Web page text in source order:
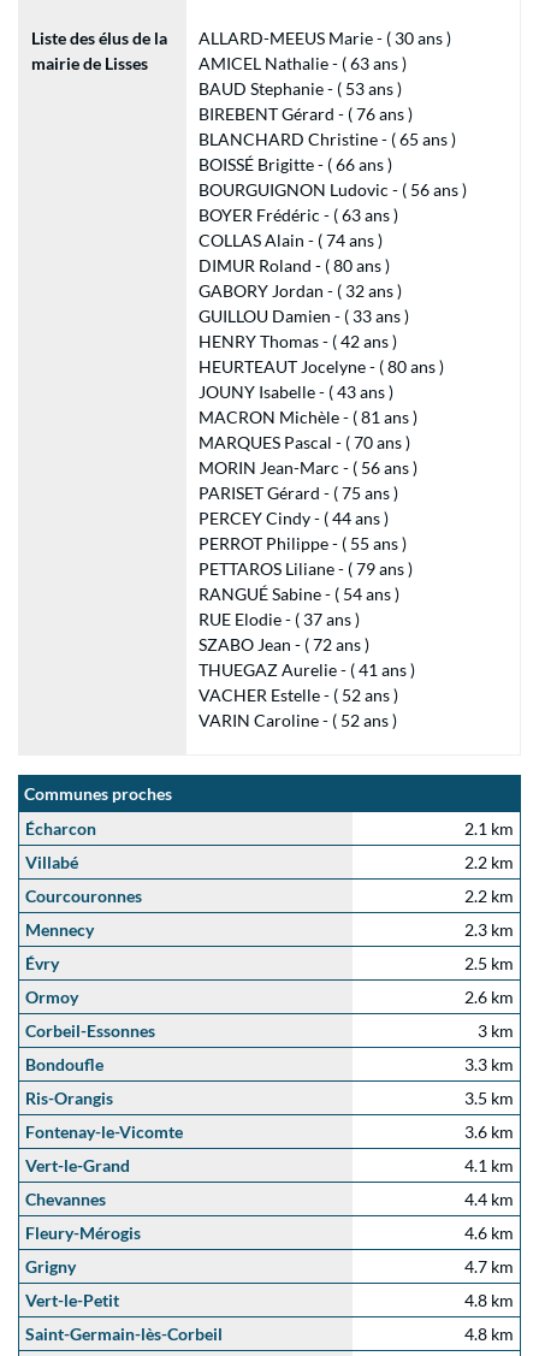
Liste des élus de la
mairie de Lisses
ALLARD-MEEUS Marie - ( 30 ans )
AMICEL Nathalie - ( 63 ans )
BAUD Stephanie - ( 53 ans )
BIREBENT Gérard - ( 76 ans )
BLANCHARD Christine - ( 65 ans )
BOISSÉ Brigitte - ( 66 ans )
BOURGUIGNON Ludovic - ( 56 ans )
BOYER Frédéric - ( 63 ans )
COLLAS Alain - ( 74 ans )
DIMUR Roland - ( 80 ans )
GABORY Jordan - ( 32 ans )
GUILLOU Damien - ( 33 ans )
HENRY Thomas - ( 42 ans )
HEURTEAUT Jocelyne - ( 80 ans )
JOUNY Isabelle - ( 43 ans )
MACRON Michèle - ( 81 ans )
MARQUES Pascal - ( 70 ans )
MORIN Jean-Marc - ( 56 ans )
PARISET Gérard - ( 75 ans )
PERCEY Cindy - ( 44 ans )
PERROT Philippe - ( 55 ans )
PETTAROS Liliane - ( 79 ans )
RANGUÉ Sabine - ( 54 ans )
RUE Elodie - ( 37 ans )
SZABO Jean - ( 72 ans )
THUEGAZ Aurelie - ( 41 ans )
VACHER Estelle - ( 52 ans )
VARIN Caroline - ( 52 ans )
Communes proches
Écharcon
2.1 km
Villabé
2.2 km
Courcouronnes
2.2 km
Mennecy
2.3 km
Évry
2.5 km
Ormoy
2.6 km
Corbeil-Essonnes
3 km
Bondoufle
3.3 km
Ris-Orangis
3.5 km
Fontenay-le-Vicomte
3.6 km
Vert-le-Grand
4.1 km
Chevannes
4.4 km
Fleury-Mérogis
4.6 km
Grigny
4.7 km
Vert-le-Petit
4.8 km
Saint-Germain-lès-Corbeil
4.8 km